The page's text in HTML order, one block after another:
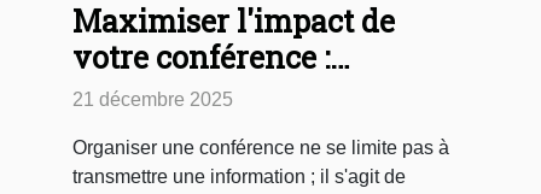
Maximiser l'impact de
votre conférence :
Stratégies et astuces
21 décembre 2025
Organiser une conférence ne se limite pas à
transmettre une information ; il s'agit de